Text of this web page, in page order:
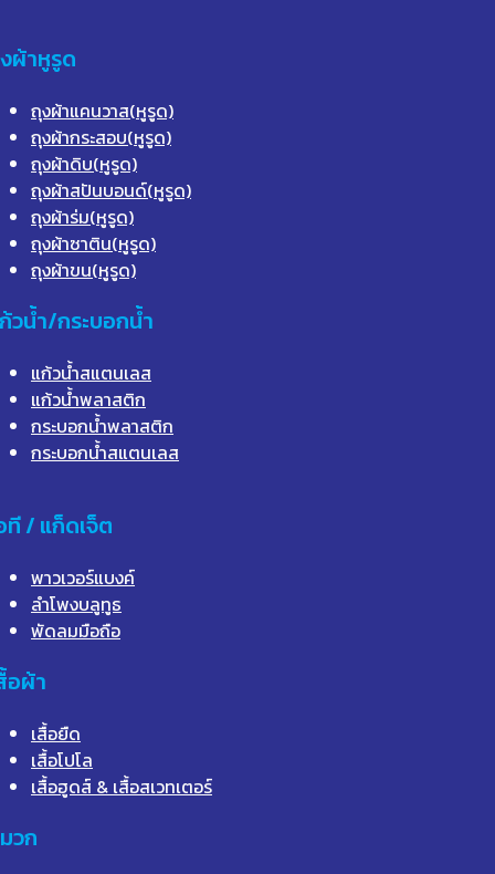
ผ้าหูรูด
ถุงผ้าแคนวาส(หูรูด)
ถุงผ้ากระสอบ(หูรูด)
ถุงผ้าดิบ(หูรูด)
ถุงผ้าสปันบอนด์(หูรูด)
ถุงผ้าร่ม(หูรูด)
ถุงผ้าซาติน(หูรูด)
ถุงผ้าขน(หูรูด)
วน้ำ/กระบอกน้ำ
แก้วน้ำสแตนเลส
แก้วน้ำพลาสติก
กระบอกน้ำพลาสติก
กระบอกน้ำสแตนเลส
ที / แก็ดเจ็ต
พาวเวอร์แบงค์
ลำโพงบลูทูธ
พัดลมมือถือ
อผ้า
เสื้อยืด
เสื้อโปโล
เสื้อฮูดส์ & เสื้อสเวทเตอร์
วก